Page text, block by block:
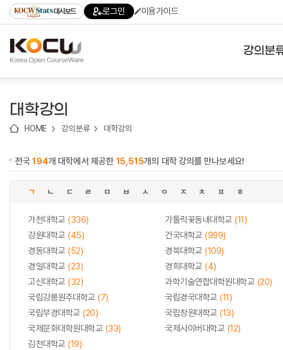
기
기
기
content)
가
대시보드 로그인 이용가이드
강의분
대학강의
HOME 강의분류 대학강의
전국194개 대학에서 제공한 15,515개의 대학 강의를 만나보세요!
ㄱ ㄴ ㄷ ㄹ ㅁ ㅂ ㅅ ㅇ ㅈ ㅊ ㅍ ㅎ
가천대학교 (336) 가톨릭꽃동네대학교 (11)
강원대학교 (45) 건국대학교 (999)
경동대학교 (52) 경북대학교 (109)
경일대학교 (23) 경희대학교 (4)
고신대학교 (32) 과학기술연합대학원대학교 (20)
국립강릉원주대학교 (7) 국립경국대학교 (11)
국립부경대학교 (20) 국립창원대학교 (13)
국제문화대학원대학교 (33) 국제사이버대학교 (12)
김천대학교 (19)